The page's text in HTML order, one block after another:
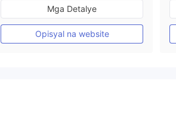
Paggawa ng Market (MM)
Pangunahing label na MT4
Mga Detalye
Opisyal na website